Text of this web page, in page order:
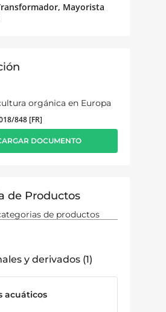
Mayorista
orgánica en Europa
848 [FR]
DOCUMENTO
de Productos
y derivados 1
acuáticos